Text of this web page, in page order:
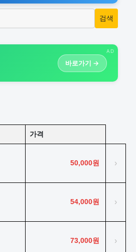
AD
바로가기 →
가격
50,000원 ›
54,000원 ›
73,000원 ›